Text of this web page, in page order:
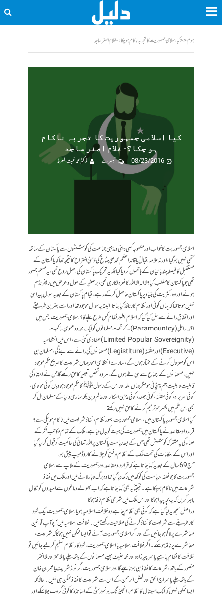
ہوم<<کیا اسلامی جمہوریت کا تجربہ ناکام ہو چکا؟- غلام اصغر ساجد
کیا اسلامی جمہوریت کا تجربہ ناکام
ہو چکا؟- غلام اصغر ساجد
08/23/2016
تبصرے ڈاکٹرمحمدغیث المعرفہ
اسلامی جمہوریت کا خواب اور منصوبہ کسی دینی و مذہبی جماعت کی کوششوں سے پاکستان کے ساتھ
نتھی نہیں ہوگیا، اور نہ علامہ اقبالٌ یا قائد اعظم محمد علی جناحٌ کی ذہنی اختراح کا نتیجہ تھا کہ پاکستان کے
مستقبل کا فیصلہ چند بانیان کے ہاتھوں کر دیا گیا بلکہ یہ تحریک پاکستان کی اصل روح تھی، یہ مسلم جمہور
تھی جو پاکستان کا مطلب کیا؟ لاالہ الا اللہ کا نعرہ لگا رہی تھی، برصغیر کے طول و عرض میں ریفرنڈم
ہوئے اور وہ اکثریت کی بنیاد پر پاکستان حاصل کر کے رہے، قیام پاکستان کے بعد یہ سوال پیدا ہی
نہیں ہوتا تھا کہ یہاں کوئی اور نظام کار نافذ کیا جاتا، البتہ یہ سوال موجود تھا اور اسے بہترین طریقے
اور اتفاق رائے سے حل کیا گیا کہ اسلام بطور نظام کس طرح چلے گا؟ اسلامی جمہوریت! جس میں
اقتدار اعلیٰ (Paramountcy) کے تحت مسلمانوں کو ایک محدود عمومی حاکمیت
(Limited Popular Sovereignity) عطا دی گئی ہے، اس میں انتظامیہ
(Executive) اور مقّننہ (Legistlture) مسلمانوں کی رائے سے بنے گی، مسلمان ہی
اس کو معزول کرنے کے مختار ہوں گے، سارے انتظامی امور جہاں شریعت کا صریح حکم موجود
نہیں، مسلمانوں کے اجماع سے ہی طے ہوں گے، ہر وہ شخص تعبیر کا حق رکھے گا جس نے اجتہاد کی
قابلیت و اہلیت بہم پہنچائی ہو مگر جہاں اللہ اور اس کے رسول ﷺ کا حکم موجود ہو وہاں کوئی مولوی،
کوئی سربراہ، کوئی مقنّنہ، کوئی مجتہد، کوئی مذہبی اسکالر اور عالم دین بلکہ ساری دنیا کے مسلمان مل کر
بھی اس حکم میں یکسر مو ترمیم کرنے کا حق نہیں رکھتےـ
کیا اسلامی جمہوریہ پاکستان میں، اسلامی جمہوریت بطور نظام، نفاذ شریعت میں ناکام ہو چکی ہے؟
قرار دادِ مقاصد نے پاکستان میں جمہوریت کی ہیت کو بدل دیا ہے، ملک کے تمام مکاتب فکر کے
علماء کی یہ مشترکہ کوشش تھی جس کے بعد ریاست پاکستان پر اللہ تعالیٰ کی حاکمیت کو قبول کر لیا گیا
اور اس کے احکامات کی تحت ملک کے نظام و نسق کو چلانے کا روڈ میپ پیش ہوا
آج 69 سال کے بعد یہ کہا جاتا ہے کہ قرارداد مقاصد اور جمہوریت کے ملاپ سے اسلامی
جمہوریت کا جو نطفہ، ریاست کی کوکھ میں رکھ دیا گیا تھا وہ برگ و بار لانے میں اور ملک میں نفاذ
شریعت میں ناکام ہو چکا ہے۔ نتیجتاً یہ بھی کہا جاتا ہے کہ اب بھولے دماغوں سے امیدوں کو نکال
باہر کریں کہ یہ بچہ پیدا ہو گا اور اس ملک میں شرعی نظام نافذ ہو گا
دراصل سمجھ یہ لیا گیا ہے کہ کوئی بھی نظام چاہے وہ خلافت اسلامیہ ہو یا اسلامی جمہوریت ایک خود
کار طریقے سے شریعت کا نفاذ کرنے کی صلاحیت رکھتے ہیں۔ خلافت اسلامیہ میں آپو آپ قوانین
معاشرے پر لاگو ہو جائیں گے اور اگر اسلامی جمہوریت آئے تو ایسا ممکن نہیں ہو گا کہ شریعت،
معاشرے پر نافذ ہو سکے۔ اگر خلافت اسلامیہ یا اسلامی جمہوریت ، خود کار نظام تسلیم کر لیے جائیں تو
خلافت کا نظام چاہیے یاسر پیرزادہ اور محمد حنیف جیسے مسلمانوں کے ہاتھ چلے یا ملا عمرؒ اور ملا اختر
منصور کے ہاتھ، شریعت کا نفاذ ہی ہوتا چلے گا اور اسلامی جمہوریت اگر نواز شریف یا عمران خان
کے ہاتھ چلے یا سراج الحق اور فضل الرحمن کے اس سے شریعت کا نفاذ ممکن ہی نہیں۔ حالانکہ
ایسا ممکن نہیں کہ ایک ہسپتال کا نظام، انجیئرنگ یونیورسٹی کے اساتذہ کا کوئی گروپ چلا سکے اور